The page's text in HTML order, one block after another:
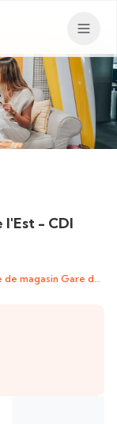
l'Est - CDI
Responsable de magasin Gare de l'Est - CDI